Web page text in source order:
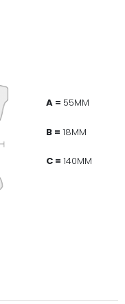
A = 55MM
B = 18MM
C = 140MM